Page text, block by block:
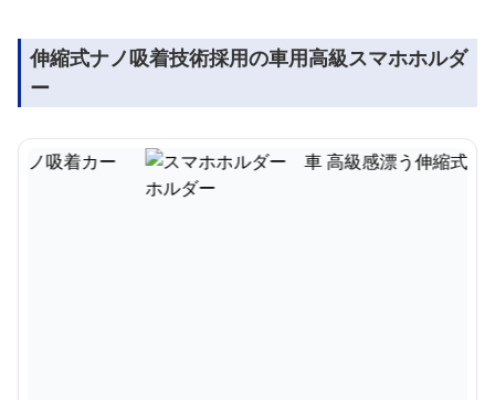
伸縮式ナノ吸着技術採用の車用高級スマホホルダ
ー